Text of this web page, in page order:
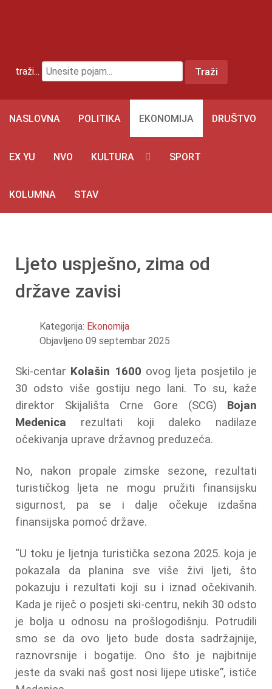
traži... Traži
NASLOVNA POLITIKA EKONOMIJA DRUŠTVO
EX YU NVO KULTURA SPORT
KOLUMNA STAV
Ljeto uspješno, zima od
države zavisi
Kategorija: Ekonomija
Objavljeno 09 septembar 2025
Ski-centar Kolašin 1600 ovog ljeta posjetilo je
30 odsto više gostiju nego lani. To su, kaže
direktor Skijališta Crne Gore (SCG) Bojan
Medenica rezultati koji daleko nadilaze
očekivanja uprave državnog preduzeća.
No, nakon propale zimske sezone, rezultati
turističkog ljeta ne mogu pružiti finansijsku
sigurnost, pa se i dalje očekuje izdašna
finansijska pomoć države.
“U toku je ljetnja turistička sezona 2025. koja je
pokazala da planina sve više živi ljeti, što
pokazuju i rezultati koji su i iznad očekivanih.
Kada je riječ o posjeti ski-centru, nekih 30 odsto
je bolja u odnosu na prošlogodišnju. Potrudili
smo se da ovo ljeto bude dosta sadržajnije,
raznovrsnije i bogatije. Ono što je najbitnije
jeste da svaki naš gost nosi lijepe utiske”, ističe